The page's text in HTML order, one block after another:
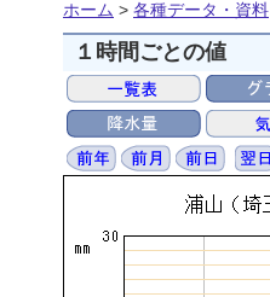
ホーム > 各種データ・資料
１時間ごとの値